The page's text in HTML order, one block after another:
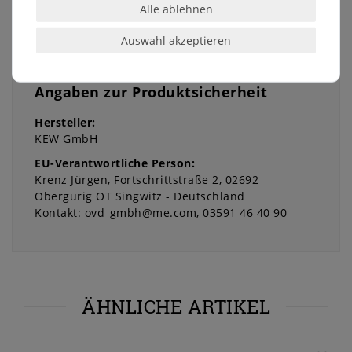
Angaben zur Produktsicherheit
Hersteller:
KEW GmbH
EU-Verantwortliche Person:
Krenz Jürgen Fortschrittstraße 2 02692
Obergurig OT Singwitz
Deutschland
Kontakt: ovd_gmbh@me.com 03591 46 40 90
ÄHNLICHE ARTIKEL
Alle ablehnen
Auswahl akzeptieren